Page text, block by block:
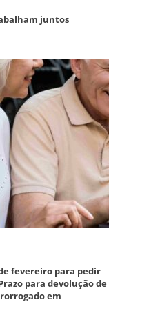
juntos
fevereiro para pedir
para devolução de
em